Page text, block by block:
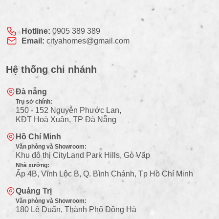
Hotline: 0905 389 389
Email: cityahomes@gmail.com
Hệ thống chi nhánh
Đà nẵng
Trụ sở chính:
150 - 152 Nguyễn Phước Lan,
KĐT Hoà Xuân, TP Đà Nẵng
Hồ Chí Minh
Văn phòng và Showroom:
Khu đô thị CityLand Park Hills, Gò Vấp
Nhà xưởng:
Ấp 4B, Vĩnh Lộc B, Q. Bình Chánh, Tp Hồ Chí Minh
Quảng Trị
Văn phòng và Showroom:
180 Lê Duẩn, Thành Phố Đông Hà